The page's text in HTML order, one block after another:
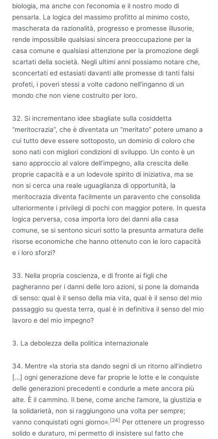
biologia, ma anche con l’economia e il nostro modo di
pensarla. La logica del massimo profitto al minimo costo,
mascherata da razionalità, progresso e promesse illusorie,
rende impossibile qualsiasi sincera preoccupazione per la
casa comune e qualsiasi attenzione per la promozione degli
scartati della società. Negli ultimi anni possiamo notare che,
sconcertati ed estasiati davanti alle promesse di tanti falsi
profeti, i poveri stessi a volte cadono nell’inganno di un
mondo che non viene costruito per loro.
32. Si incrementano idee sbagliate sulla cosiddetta
“meritocrazia”, che è diventata un “meritato” potere umano a
cui tutto deve essere sottoposto, un dominio di coloro che
sono nati con migliori condizioni di sviluppo. Un conto è un
sano approccio al valore dell’impegno, alla crescita delle
proprie capacità e a un lodevole spirito di iniziativa, ma se
non si cerca una reale uguaglianza di opportunità, la
meritocrazia diventa facilmente un paravento che consolida
ulteriormente i privilegi di pochi con maggior potere. In questa
logica perversa, cosa importa loro dei danni alla casa
comune, se si sentono sicuri sotto la presunta armatura delle
risorse economiche che hanno ottenuto con le loro capacità
e i loro sforzi?
33. Nella propria coscienza, e di fronte ai figli che
pagheranno per i danni delle loro azioni, si pone la domanda
di senso: qual è il senso della mia vita, qual è il senso del mio
passaggio su questa terra, qual è in definitiva il senso del mio
lavoro e del mio impegno?
3. La debolezza della politica internazionale
34. Mentre «la storia sta dando segni di un ritorno all’indietro
[…] ogni generazione deve far proprie le lotte e le conquiste
delle generazioni precedenti e condurle a mete ancora più
alte. È il cammino. Il bene, come anche l’amore, la giustizia e
la solidarietà, non si raggiungono una volta per sempre;
vanno conquistati ogni giorno».[24] Per ottenere un progresso
solido e duraturo, mi permetto di insistere sul fatto che